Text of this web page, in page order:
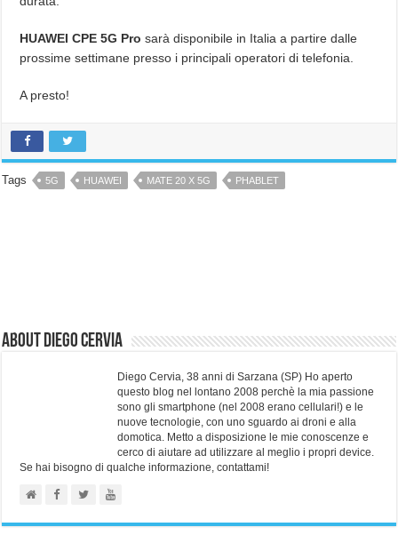
HUAWEI CPE 5G Pro sarà disponibile in Italia a partire dalle
prossime settimane presso i principali operatori di telefonia.
A presto!
Tags 5G HUAWEI MATE 20 X 5G PHABLET
About Diego Cervia
Diego Cervia, 38 anni di Sarzana (SP) Ho aperto
questo blog nel lontano 2008 perchè la mia passione
sono gli smartphone (nel 2008 erano cellulari!) e le
nuove tecnologie, con uno sguardo ai droni e alla
domotica. Metto a disposizione le mie conoscenze e
cerco di aiutare ad utilizzare al meglio i propri device.
Se hai bisogno di qualche informazione, contattami!